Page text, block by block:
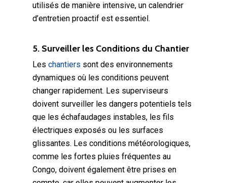
utilisés de manière intensive, un calendrier
d’entretien proactif est essentiel.
5. Surveiller les Conditions du Chantier
Les chantiers sont des environnements
dynamiques où les conditions peuvent
changer rapidement. Les superviseurs
doivent surveiller les dangers potentiels tels
que les échafaudages instables, les fils
électriques exposés ou les surfaces
glissantes. Les conditions météorologiques,
comme les fortes pluies fréquentes au
Congo, doivent également être prises en